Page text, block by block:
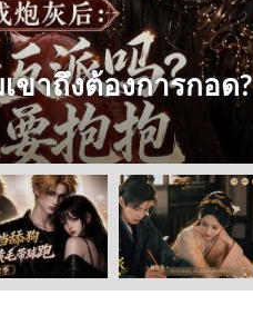
ขาถึงต้องการกอด?